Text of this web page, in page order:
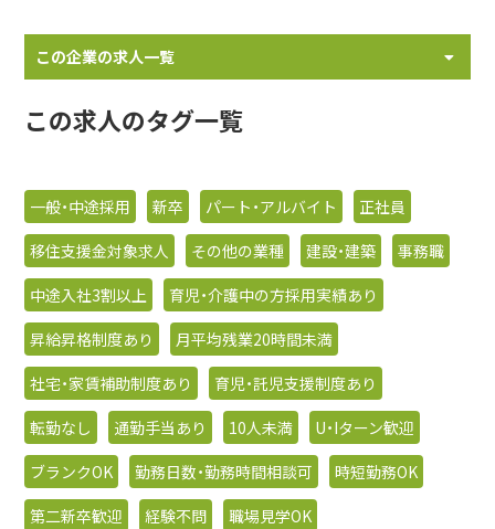
この企業の求人一覧
この求人のタグ一覧
一般・中途採用 新卒 パート・アルバイト
正社員
移住支援金対象求人
その他の業種 建設・建築
事務職
中途入社3割以上
育児・介護中の方採用実績あり
昇給昇格制度あり
月平均残業20時間未満
社宅・家賃補助制度あり
育児・託児支援制度あり
転勤なし
通勤手当あり 10人未満
U・Iターン歓迎
ブランクOK
勤務日数・勤務時間相談可
時短勤務OK
第二新卒歓迎
経験不問
職場見学OK